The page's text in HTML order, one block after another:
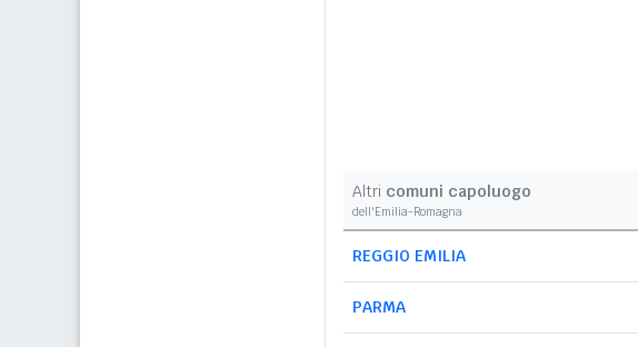
Altri comuni capoluogo
dell'Emilia-Romagna
REGGIO EMILIA
PARMA